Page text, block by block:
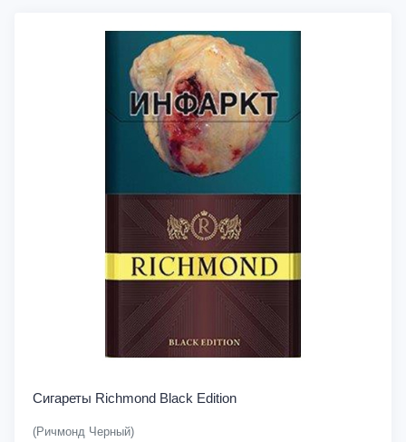
Сигареты Richmond Black Edition
(Ричмонд Черный)